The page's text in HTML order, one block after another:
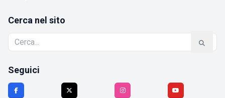
Cerca nel sito
Seguici